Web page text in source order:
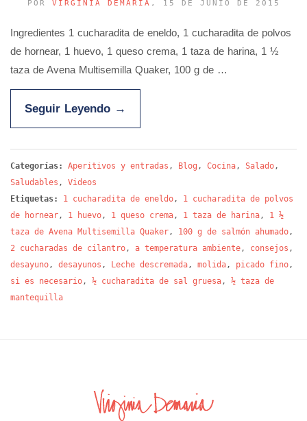
POR VIRGINIA DEMARÍA , 15 DE JUNIO DE 2015
Ingredientes 1 cucharadita de eneldo, 1 cucharadita de polvos
de hornear, 1 huevo, 1 queso crema, 1 taza de harina, 1 ½
taza de Avena Multisemilla Quaker, 100 g de …
Seguir Leyendo →
Categorías: Aperitivos y entradas , Blog , Cocina, Salado,
Saludables , Videos
Etiquetas:
1 cucharadita de eneldo, 1 cucharadita de polvos
de hornear, 1 huevo, 1 queso crema, 1 taza de harina, 1 ½
taza de Avena Multisemilla Quaker, 100 g de salmón ahumado,
2 cucharadas de cilantro, a temperatura ambiente, consejos ,
desayuno, desayunos , Leche descremada, molida, picado fino,
si es necesario, ½ cucharadita de sal gruesa, ½ taza de
mantequilla